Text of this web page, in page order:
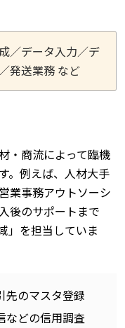
／データ入力／デ
発送業務 など
・商流によって臨機
。例えば、人材大手
業事務アウトソーシ
後のサポートまで
」を担当していま
先のマスタ登録
などの信用調査